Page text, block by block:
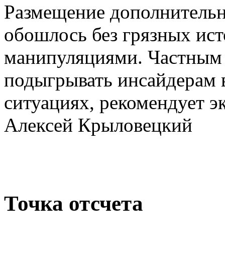
Размещение
обошлось без грязных
манипуляциями. Частным
подыгрывать
ситуациях, рекомендует
Алексей Крыловецкий
Точка отсчета